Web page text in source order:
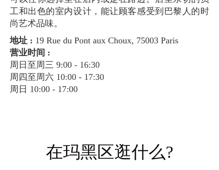
工和出色的室内设计，能让顾客感受到巴黎人的时
尚艺术品味。
地址 : 19 Rue du Pont aux Choux, 75003 Paris
营业时间 :
周日至周三 9:00 - 16:30
周四至周六 10:00 - 17:30
周日 10:00 - 17:00
在玛黑区逛什么?